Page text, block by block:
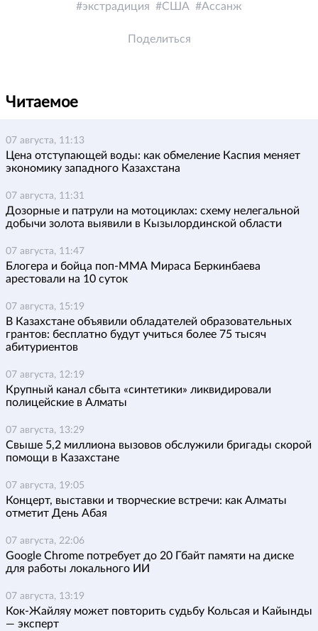
экстрадиция США Ассанж
Поделиться
Читаемое
07 августа, 11:13
Цена отступающей воды: как обмеление Каспия меняет
экономику западного Казахстана
07 августа, 11:31
Дозорные и патрули на мотоциклах: схему нелегальной
добычи золота выявили в Кызылординской области
07 августа, 11:47
Блогера и бойца поп-ММА Мираса Беркинбаева
арестовали на 10 суток
07 августа, 15:19
В Казахстане объявили обладателей образовательных
грантов: бесплатно будут учиться более 75 тысяч
абитуриентов
07 августа, 12:19
Крупный канал сбыта «синтетики» ликвидировали
полицейские в Алматы
07 августа, 13:29
Свыше 5,2 миллиона вызовов обслужили бригады скорой
помощи в Казахстане
07 августа, 19:05
Концерт, выставки и творческие встречи: как Алматы
отметит День Абая
07 августа, 22:06
Google Chrome потребует до 20 Гбайт памяти на диске
для работы локального ИИ
07 августа, 13:19
Кок-Жайляу может повторить судьбу Кольсая и Кайынды
— эксперт